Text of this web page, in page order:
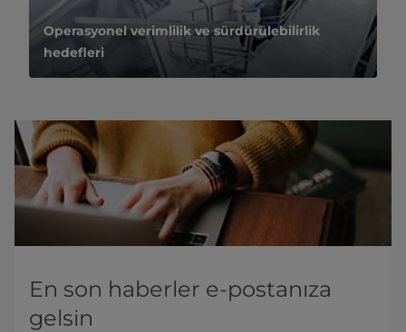
Operasyonel verimlilik ve sürdürülebilirlik
hedefleri
En son haberler e-postanıza
gelsin